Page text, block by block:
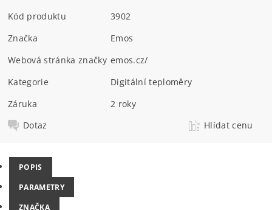
Kód produktu
3902
Značka
Emos
Webová stránka značky emos.cz/
Kategorie
Digitální teploměry
Záruka
2 roky
Dotaz
Hlídat cenu
POPIS
PARAMETRY
ZNAČKA